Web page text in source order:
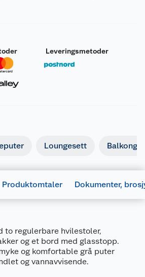
Leveringsmetoder
Loungesett
Produktomtaler Dokumenter,
to regulerbare hvilestoler,
og et bord med glasstopp.
og komfortable grå puter
og vannavvisende.